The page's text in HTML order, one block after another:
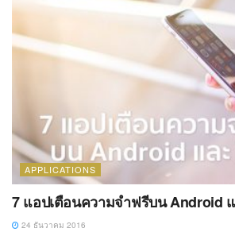
APPLICATIONS
7 แอปเตือนความจำฟรีบน Android
24 ธันวาคม 2016